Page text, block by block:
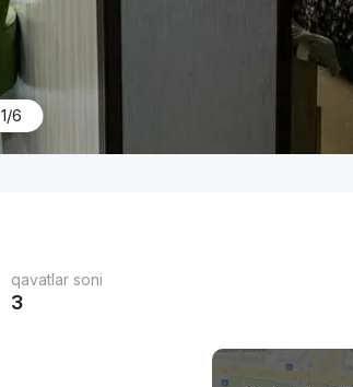
1/6
qavatlar soni
3